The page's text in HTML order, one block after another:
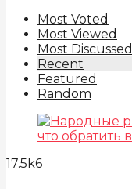
Most Voted
Most Viewed
Most Discussed
Recent
Featured
Random
17.5k6